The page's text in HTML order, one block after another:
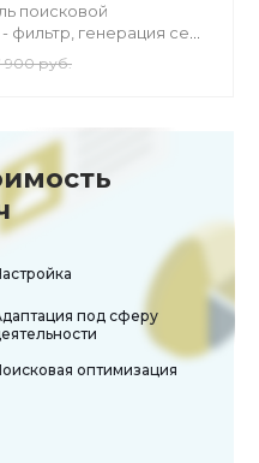
поисковой
фильтр, генерация сео
900 руб.
под сферу
оптимизация